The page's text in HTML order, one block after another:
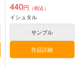
440円 （税込）
イシュタル
サンプル
作品詳細